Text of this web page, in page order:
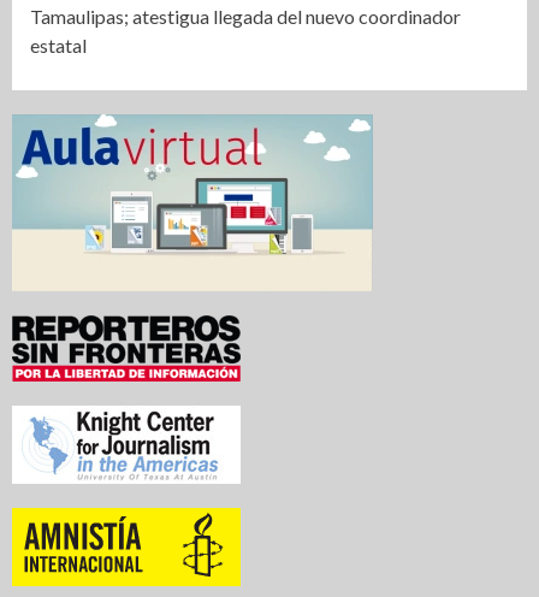
Tamaulipas; atestigua llegada del nuevo coordinador
estatal